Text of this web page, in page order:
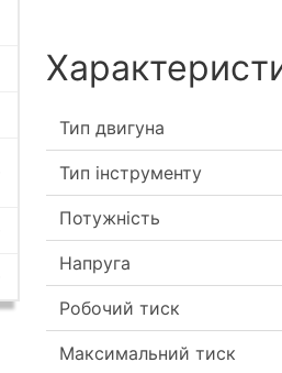
Тип двигуна
Тип інструменту
Потужність
Напруга
Робочий тиск
Максимальний тиск